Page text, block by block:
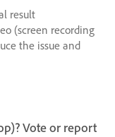
result
(screen recording
the issue and
Vote or report